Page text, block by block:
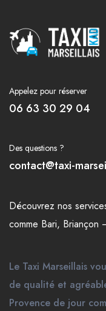
Appelez pour réserver
06 63 30 29 04
Des questions ?
contact@taxi-
Découvrez nos
comme Bari, Briançon
Le Taxi Marseillais
de qualité et
Provence de jour